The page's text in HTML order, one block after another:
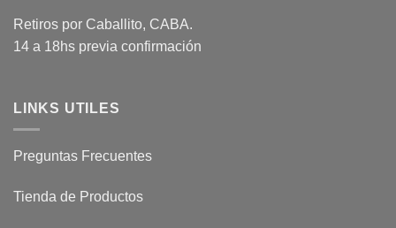
Retiros por Caballito, CABA.
14 a 18hs previa confirmación
LINKS UTILES
Preguntas Frecuentes
Tienda de Productos